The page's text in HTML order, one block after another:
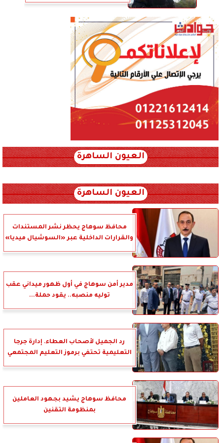
العيون الساهرة
العيون الساهرة
محافظ سوهاج يحظر نشر المستندات
والقرارات الداخلية عبر «السوشيال ميديا»
مدير أمن سوهاج في أول ظهور ميداني عقب
توليه منصبه.. يقود حملة...
رد الجميل لأصحاب العطاء. إدارة جرجا
التعليمية تحتفي برموز التعليم المجتمعي
محافظ سوهاج يشيد بجهود العاملين
بمنظومة التقنين